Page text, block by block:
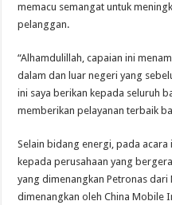
memacu semangat untuk
pelanggan.
“Alhamdulillah, capaian ini
dalam dan luar negeri yang
ini saya berikan kepada seluruh
memberikan pelayanan terbaik
Selain bidang energi, pada
kepada perusahaan yang
yang dimenangkan Petronas dari
dimenangkan oleh China Mobile